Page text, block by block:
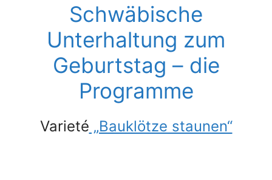
Schwäbische
Unterhaltung zum
Geburtstag – die
Programme
Varieté „Bauklötze staunen“